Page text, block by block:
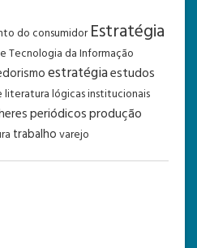
do consumidor Estratégia
Tecnologia da Informação
estratégiaestudos
literaturalógicas institucionais
periódicosprodução
trabalhovarejo